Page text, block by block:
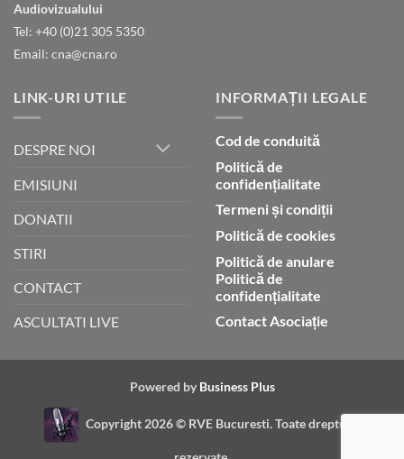
Audiovizualului
Tel: +40 (0)21 305 5350
Email: cna@cna.ro
LINK-URI UTILE
DESPRE NOI
EMISIUNI
DONATII
STIRI
CONTACT
ASCULTATI LIVE
INFORMAȚII LEGALE
Cod de conduită
Politică de
confidențialitate
Termeni și condiții
Politică de cookies
Politică de anulare
Politică de
confidențialitate
Contact Asociație
Powered by Business Plus
Copyright 2026 © RVE Bucuresti. Toate drepturile